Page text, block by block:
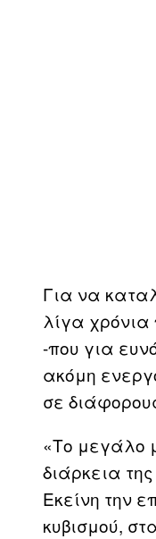
Για να
λίγα
-που για
ακόμη
σε
«Το μεγάλο
διάρκεια
Εκείνη την
κυβισμού,